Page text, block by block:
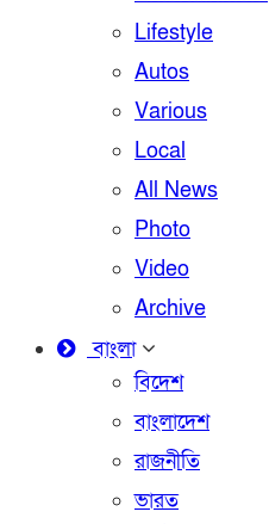
Lifestyle
Autos
Various
Local
All News
Photo
Video
Archive
বাংলা
বিদেশ
বাংলাদেশ
রাজনীতি
ভারত